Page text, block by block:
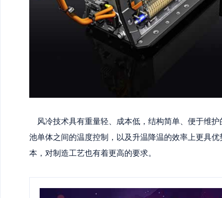
风冷技术具有重量轻、成本低，结构简单、便于维
池单体之间的温度控制，以及升温降温的效率上更具
本，对制造工艺也有着更高的要求。